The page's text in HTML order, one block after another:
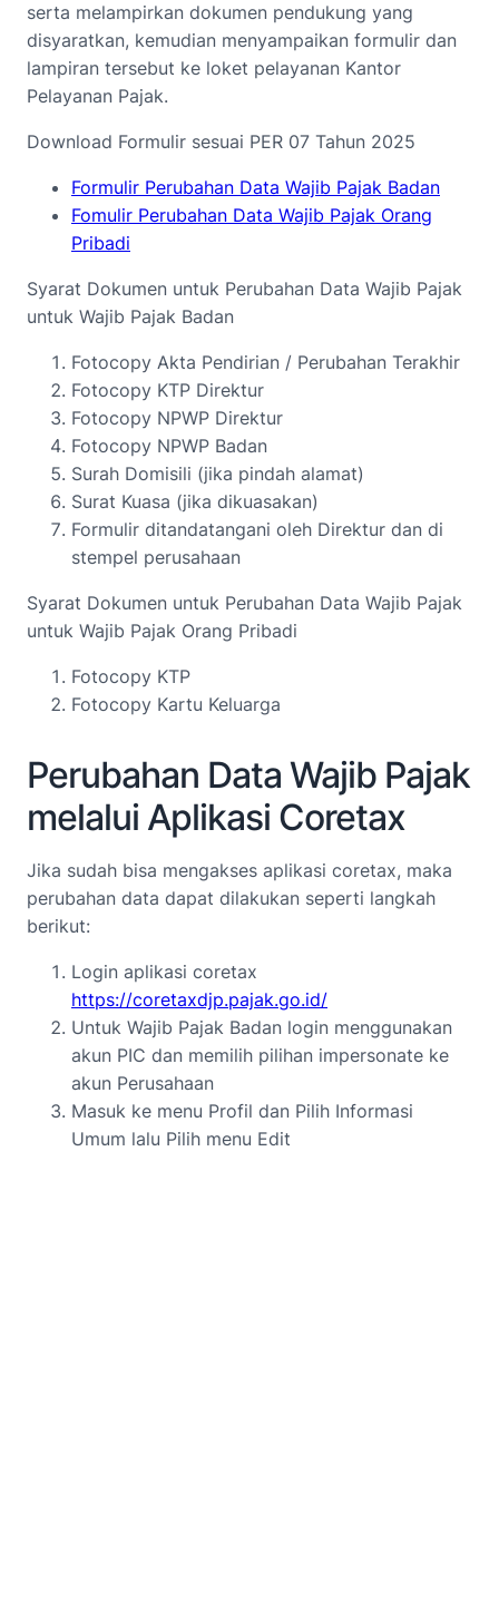
serta melampirkan dokumen pendukung yang
disyaratkan, kemudian menyampaikan formulir dan
lampiran tersebut ke loket pelayanan Kantor
Pelayanan Pajak.
Download Formulir sesuai PER 07 Tahun 2025
Formulir Perubahan Data Wajib Pajak Badan
Fomulir Perubahan Data Wajib Pajak Orang
Pribadi
Syarat Dokumen untuk Perubahan Data Wajib Pajak
untuk Wajib Pajak Badan
Fotocopy Akta Pendirian / Perubahan Terakhir
Fotocopy KTP Direktur
Fotocopy NPWP Direktur
Fotocopy NPWP Badan
Surah Domisili (jika pindah alamat)
Surat Kuasa (jika dikuasakan)
Formulir ditandatangani oleh Direktur dan di
stempel perusahaan
Syarat Dokumen untuk Perubahan Data Wajib Pajak
untuk Wajib Pajak Orang Pribadi
Fotocopy KTP
Fotocopy Kartu Keluarga
Perubahan Data Wajib Pajak
melalui Aplikasi Coretax
Jika sudah bisa mengakses aplikasi coretax, maka
perubahan data dapat dilakukan seperti langkah
berikut:
Login aplikasi coretax
https://coretaxdjp.pajak.go.id/
Untuk Wajib Pajak Badan login menggunakan
akun PIC dan memilih pilihan impersonate ke
akun Perusahaan
Masuk ke menu Profil dan Pilih Informasi
Umum lalu Pilih menu Edit